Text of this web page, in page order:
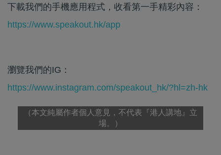
下載我們的手機應用程式，收看第一手精彩內容：
https://www.speakout.hk/app
瀏覽我們的IG：
https://www.instagram.com/speakout_hk/?hl=zh-hk
（本文純屬作者個人意見，不代表『港人講地』立
場。）